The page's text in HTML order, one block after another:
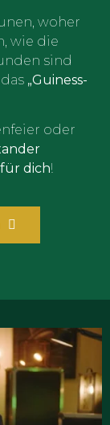
woher
wie die
sind
„Guiness-
oder
dich!